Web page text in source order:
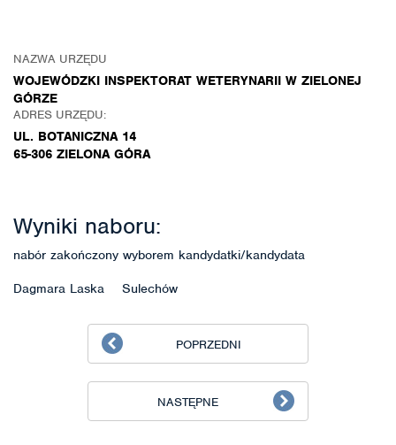
NAZWA URZĘDU
WOJEWÓDZKI INSPEKTORAT WETERYNARII W ZIELONEJ
GÓRZE
ADRES URZĘDU:
UL. BOTANICZNA 14
65-306 ZIELONA GÓRA
Wyniki naboru:
nabór zakończony wyborem kandydatki/kandydata
Dagmara Laska Sulechów
POPRZEDNI
NASTĘPNE